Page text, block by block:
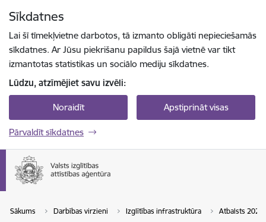
Sīkdatnes
Lai šī tīmekļvietne darbotos, tā izmanto obligāti nepieciešamās
sīkdatnes. Ar Jūsu piekrišanu papildus šajā vietnē var tikt
izmantotas statistikas un sociālo mediju sīkdatnes.
Lūdzu, atzīmējiet savu izvēli:
Noraidīt Apstiprināt visas
Pārvaldīt sīkdatnes
Sākums Darbības virzieni Izglītības infrastruktūra Atbalsts